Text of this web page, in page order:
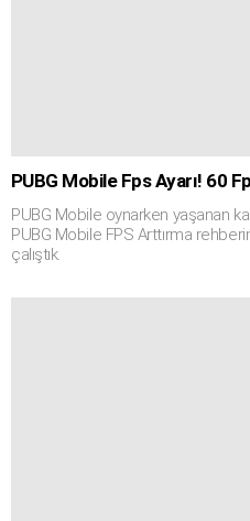
PUBG Mobile Fps Ayarı! 60
PUBG Mobile oynarken yaşanan
PUBG Mobile FPS Arttırma
çalıştık.